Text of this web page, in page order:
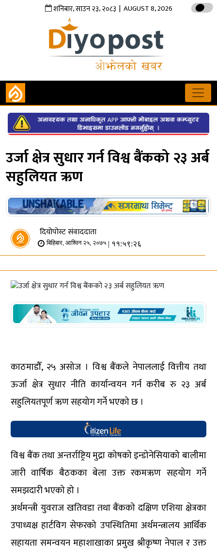
शनिबार,साउन२३,२०८३ | AUGUST 8, 2026
उर्जा क्षेत्र सुधार गर्न विश्व बैंकको २३ अर्ब
सहुलियत ऋण
दियोपोस्ट संवाददाता
बिहिबार, आश्विन २५, २०७५ | ११:५९:२६
काठमाडौँ, २५ असोज । विश्व बैंकले नेपाललाई वित्तीय तथा
ऊर्जा क्षेत्र सुधार नीति कार्यान्वयन गर्न करीब रु २३ अर्ब
सहुलियतपूर्ण ऋण सहयोग गर्ने भएको छ ।
विश्व बैंक तथा अन्तर्राष्ट्रिय मुद्रा कोषको इन्डोनेसियाको बालीमा
जारी वार्षिक बैठकका बेला उक्त रकमऋण सहयोग गर्ने
समझदारी भएको हो ।
अर्थमन्त्री युवराज खतिवडा तथा बैंकको दक्षिण एशिया क्षेत्रका
उपाध्यक्ष हार्टविग सेफरको उपस्थितिमा अर्थमन्त्रालय आर्थिक
सहायता समन्वयन महाशाखाका प्रमुख श्रीकृष्ण नेपाल र उक्त